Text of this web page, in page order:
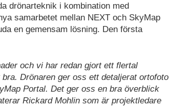
drönarteknik i kombination med
samarbetet mellan NEXT och SkyMap
en gemensam lösning. Den första
och vi har redan gjort ett flertal
Drönaren ger oss ett detaljerat ortofoto
Portal. Det ger oss en bra överblick
Rickard Mohlin som är projektledare